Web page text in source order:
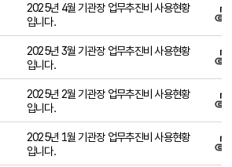
2025년 4월 기관장 업무추진비 사용현황
입니다.
2025년 3월 기관장 업무추진비 사용현황
입니다.
2025년 2월 기관장 업무추진비 사용현황
입니다.
2025년 1월 기관장 업무추진비 사용현황
입니다.